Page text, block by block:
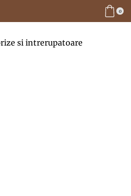
0
si intrerupatoare